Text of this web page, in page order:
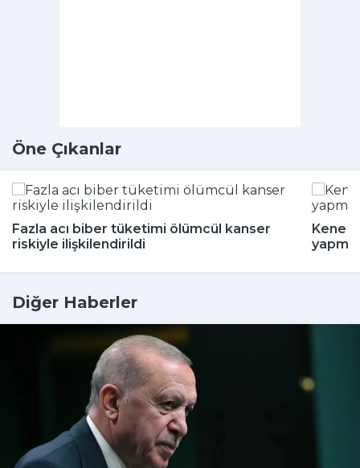
Öne Çıkanlar
Fazla acı biber tüketimi ölümcül kanser
riskiyle ilişkilendirildi
Kene
Diğer Haberler